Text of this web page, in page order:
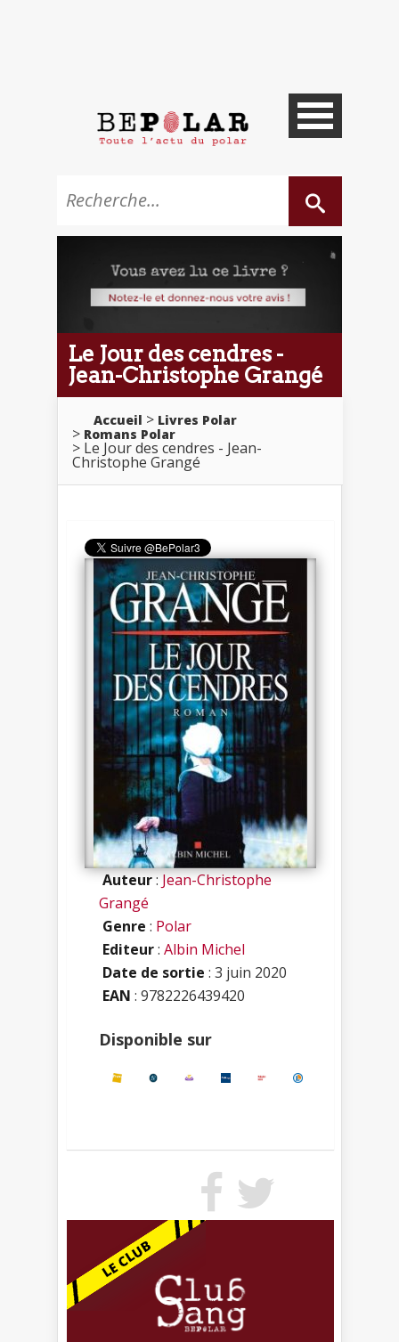
Le Jour des cendres -
Jean-Christophe Grangé
Accueil
Livres Polar
Romans Polar
Le Jour des cendres - Jean-
Christophe Grangé
Auteur:Jean-Christophe
Grangé
Genre : Polar
Editeur: Albin Michel
Date de sortie : 3 juin 2020
EAN : 9782226439420
Disponible sur